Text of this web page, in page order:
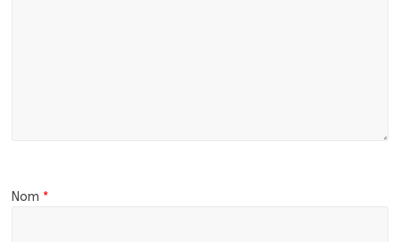
Nom *